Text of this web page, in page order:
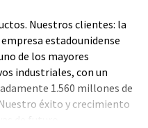
Nuestros clientes: la
estadounidense
de los mayores
industriales, con un
1.560 millones de
éxito y crecimiento